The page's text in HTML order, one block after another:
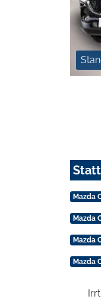
Mazda
Mazda
Mazda
Mazda